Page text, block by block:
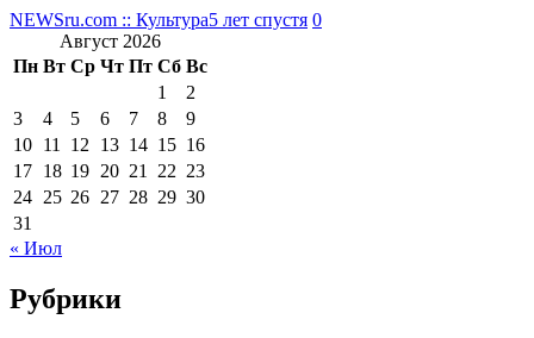
NEWSru.com :: Культура5 лет спустя 0
Август 2026
Пн Вт Ср Чт Пт Сб Вс
1
2
3
4 5 6 7 8
9
10 11 12 13 14 15 16
17 18 19 20 21 22 23
24 25 26 27 28 29 30
31
« Июл
Рубрики